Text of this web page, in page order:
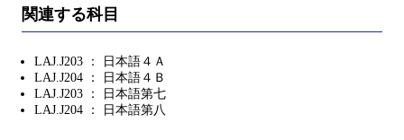
関連する科目
LAJ.J203 ： 日本語４Ａ
LAJ.J204 ： 日本語４Ｂ
LAJ.J203 ： 日本語第七
LAJ.J204 ： 日本語第八